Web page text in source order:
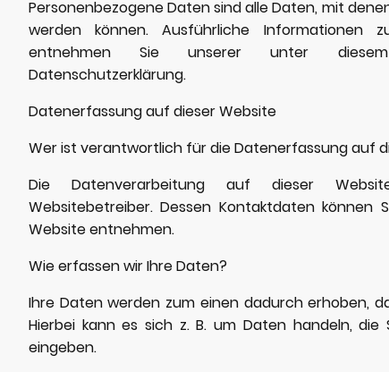
Personenbezogene Daten sind alle Daten, mit
werden können. Ausführliche Informationen
entnehmen Sie unserer unter
Datenschutzerklärung.
Datenerfassung auf dieser Website
Wer ist verantwortlich für die Datenerfassung auf
Die Datenverarbeitung auf dieser
Websitebetreiber. Dessen Kontaktdaten können
Website entnehmen.
Wie erfassen wir Ihre Daten?
Ihre Daten werden zum einen dadurch erhoben,
Hierbei kann es sich z. B. um Daten handeln,
eingeben.